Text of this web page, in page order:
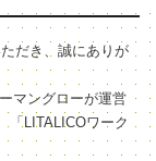
だき、誠にありが
マングローが運営
「LITALICOワーク